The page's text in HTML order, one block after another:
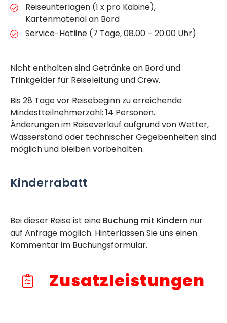
Reiseunterlagen (1 x pro Kabine),
Kartenmaterial an Bord
Service-Hotline (7 Tage, 08.00 – 20.00 Uhr)
Nicht enthalten sind Getränke an Bord und
Trinkgelder für Reiseleitung und Crew.
Bis 28 Tage vor Reisebeginn zu erreichende
Mindestteilnehmerzahl: 14 Personen.
Änderungen im Reiseverlauf aufgrund von Wetter,
Wasserstand oder technischer Gegebenheiten sind
möglich und bleiben vorbehalten.
Kinderrabatt
Bei dieser Reise ist eine Buchung mit Kindern nur
auf Anfrage möglich. Hinterlassen Sie uns einen
Kommentar im Buchungsformular.
Zusatzleistungen